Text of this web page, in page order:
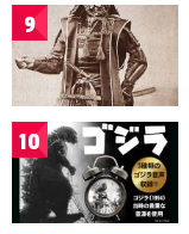
9
10